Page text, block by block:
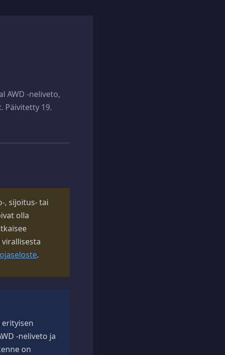
AWD -neliveto,
Päivitetty 19.
, sijoitus- tai
olla
.
-neliveto ja
on